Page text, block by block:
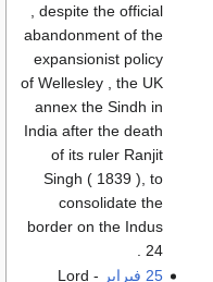
, despite the official
abandonment of the
expansionist policy
of Wellesley , the UK
annex the Sindh in
India after the death
of its ruler Ranjit
Singh ( 1839 ), to
consolidate the
border on the Indus
24 .
25 فبراير
- Lord